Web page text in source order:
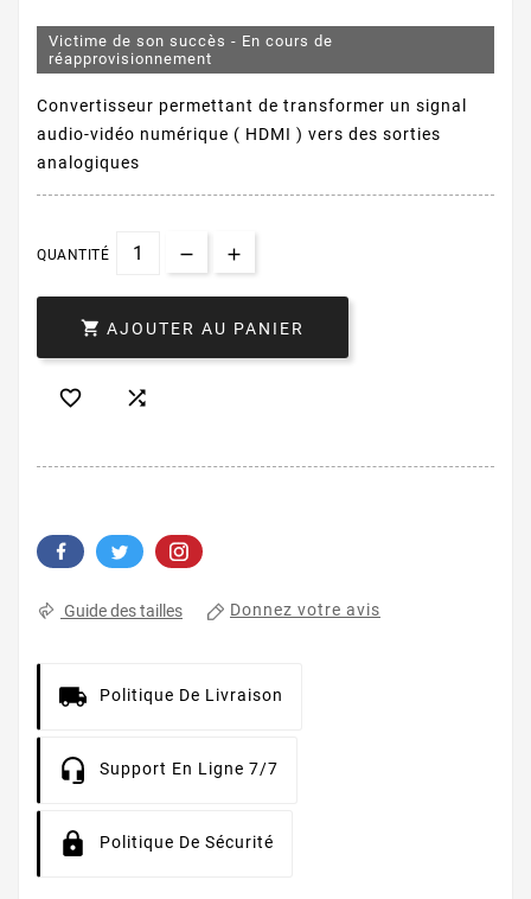
Victime de son succès - En cours de
réapprovisionnement
Convertisseur permettant de transformer un signal
audio-vidéo numérique ( HDMI ) vers des sorties
analogiques
QUANTITÉ
 AJOUTER AU PANIER
 
Guide des tailles Donnez votre avis
Politique De Livraison
Support En Ligne 7/7
Politique De Sécurité